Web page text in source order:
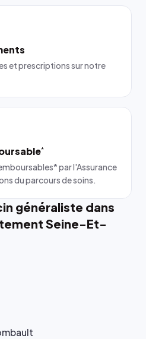
et prescriptions sur notre
*
par l'Assurance
du parcours de soins.
généraliste dans
Seine-Et-